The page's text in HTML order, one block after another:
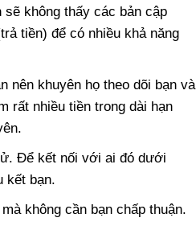
không thấy các bản cập
tiền) để có nhiều khả năng
nên khuyên họ theo dõi bạn và
rất nhiều tiền trong dài hạn
Để kết nối với ai đó dưới
kết bạn.
không cần bạn chấp thuận.